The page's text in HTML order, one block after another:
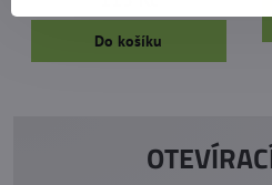
Do košíku